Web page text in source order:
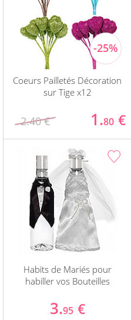
Coeurs Pailletés Décoration
sur Tige x12
2.40 € 1.80 €
Habits de Mariés pour
habiller vos Bouteilles
3.95 €